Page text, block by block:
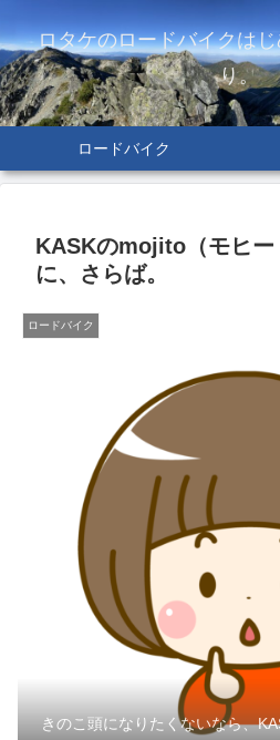
ロタケのロードバイクは
り。
ロードバイク
KASKのmojito（モヒー
に、さらば。
ロードバイク
きのこ頭になりたくないなら、